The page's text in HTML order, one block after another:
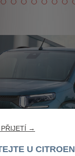
PŘIJETÍ →
U CITROEN